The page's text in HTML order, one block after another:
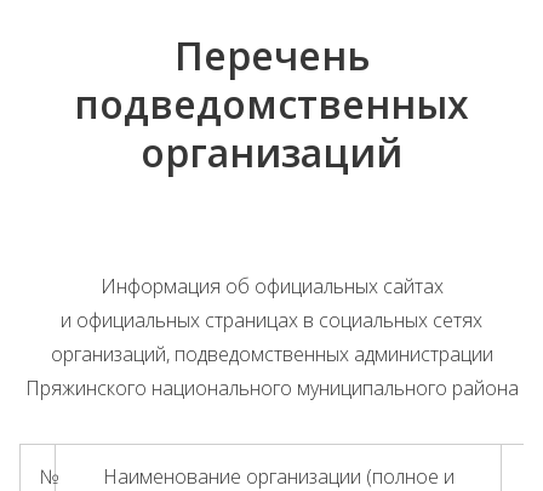
Перечень
подведомственных
организаций
Информация об официальных сайтах
и официальных страницах в социальных сетях
организаций, подведомственных администрации
Пряжинского национального муниципального района
№
Наименование организации (полное и